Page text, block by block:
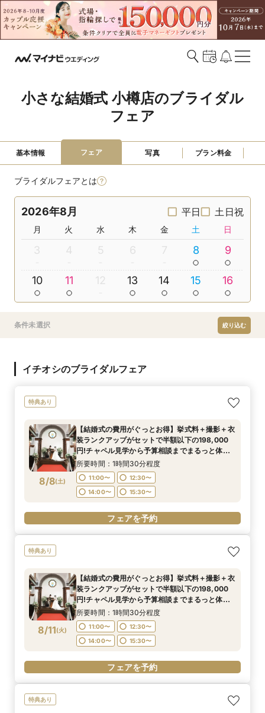
小さな結婚式 小樽店のブライダル
フェア
基本情報 フェア 写真 プラン料金
ブライダルフェアとは
2026年8月 平日 土日祝
月 火 水 木 金 土 日
3 4 5 6 7 8 9
10 11 12 13 14 15 16
条件未選択 絞り込む
イチオシのブライダルフェア
特典あり
8/8(土)
【結婚式の費用がぐっとお得】挙式料＋撮影＋衣
装ランクアップがセットで半額以下の198,000
円!チャペル見学から予算相談までまるっと体験
BIGフェア
所要時間：1時間30分程度
11:00〜
12:30〜
14:00〜
15:30〜
フェアを予約
特典あり
8/11(火)
【結婚式の費用がぐっとお得】挙式料＋撮影＋衣
装ランクアップがセットで半額以下の198,000
円!チャペル見学から予算相談までまるっと体験
BIGフェア
所要時間：1時間30分程度
11:00〜
12:30〜
14:00〜
15:30〜
フェアを予約
特典あり